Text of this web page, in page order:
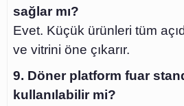
sağlar mı?
Evet. Küçük ürünleri tüm
ve vitrini öne çıkarır.
9. Döner platform fuar
kullanılabilir mi?